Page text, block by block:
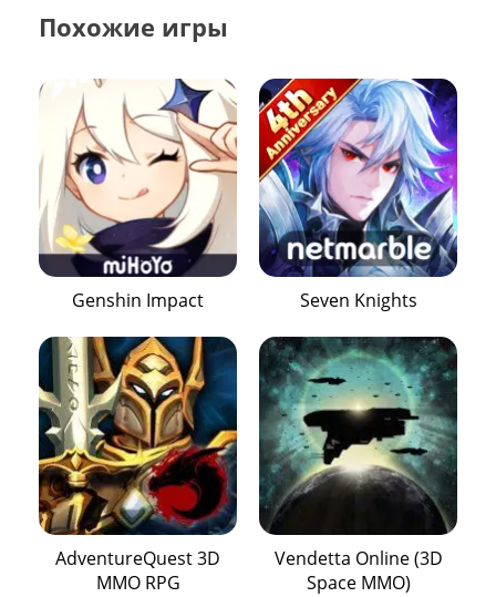
Похожие игры
Genshin Impact Seven Knights
AdventureQuest 3D
MMO RPG
Vendetta Online (3D
Space MMO)